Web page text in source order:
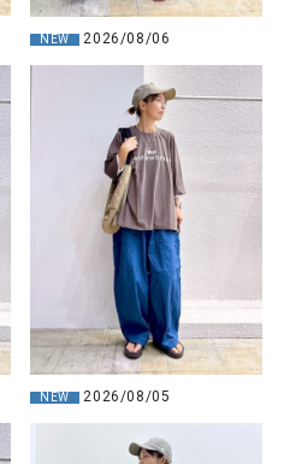
NEW 2026/08/06
NEW 2026/08/05